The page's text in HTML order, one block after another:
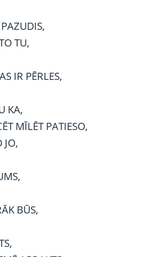
TU,
IR PĒRLES,
KA,
MĪLĒT PATIESO,
JO,
BŪS,